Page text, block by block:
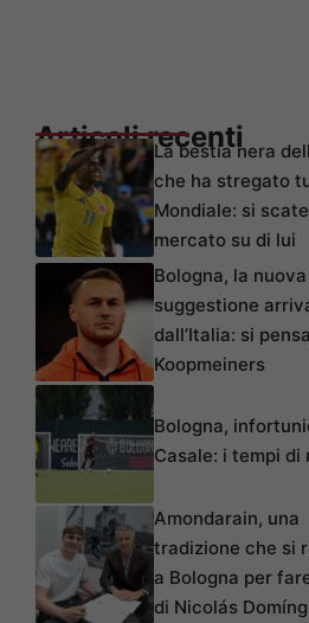
Articoli recenti
La bestia nera
che ha stregato
Mondiale: si
mercato su di lui
Bologna, la nuova
suggestione
dall’Italia: si
Koopmeiners
Bologna,
Casale: i tempi di
Amondarain, una
tradizione che si
a Bologna per
di Nicolás